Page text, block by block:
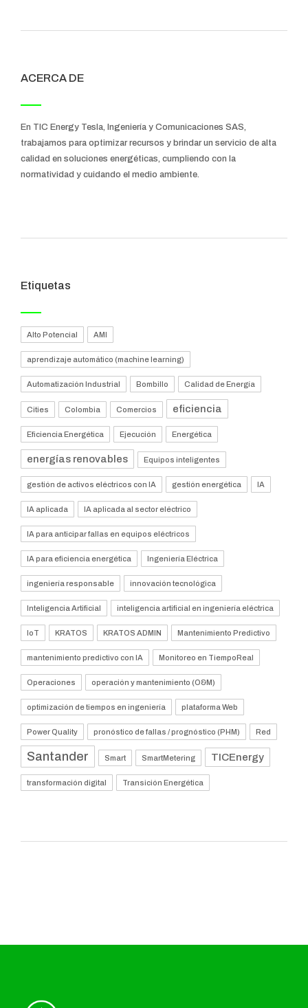
ACERCA DE
En TIC Energy Tesla, Ingeniería y Comunicaciones SAS,
trabajamos para optimizar recursos y brindar un servicio de alta
calidad en soluciones energéticas, cumpliendo con la
normatividad y cuidando el medio ambiente.
Etiquetas
Alto Potencial AMI
aprendizaje automático (machine learning)
Automatización Industrial Bombillo Calidad de Energía
Cities Colombia Comercios eficiencia
Eficiencia Energética Ejecución Energética
energías renovables Equipos inteligentes
gestión de activos eléctricos con IA gestión energética IA
IA aplicada IA aplicada al sector eléctrico
IA para anticipar fallas en equipos eléctricos
IA para eficiencia energética Ingeniería Eléctrica
ingeniería responsable innovación tecnológica
Inteligencia Artificial inteligencia artificial en ingeniería eléctrica
IoT KRATOS KRATOS ADMIN Mantenimiento Predictivo
mantenimiento predictivo con IA Monitoreo en TiempoReal
Operaciones operación y mantenimiento (O&M)
optimización de tiempos en ingeniería plataforma Web
Power Quality pronóstico de fallas / prognóstico (PHM) Red
Santander Smart SmartMetering TICEnergy
transformación digital Transición Energética